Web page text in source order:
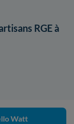
RGE à
Watt